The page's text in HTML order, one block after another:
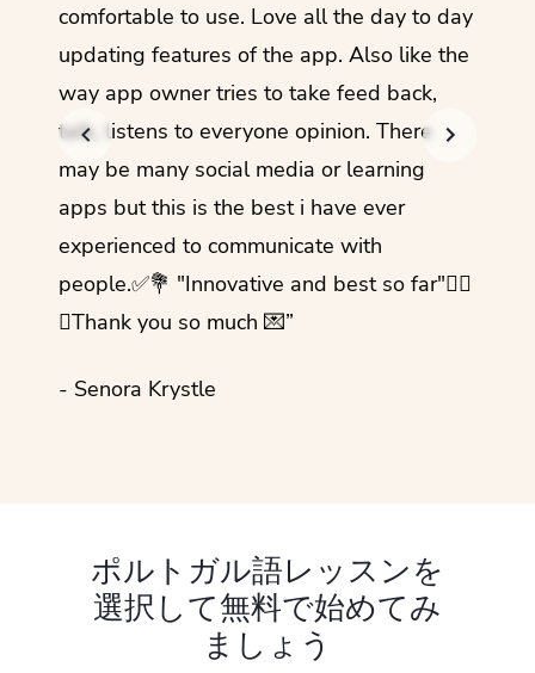
comfortable to use. Love all the day to day
updating features of the app. Also like the
way app owner tries to take feed back,
talk, listens to everyone opinion. There
may be many social media or learning
apps but this is the best i have ever
experienced to communicate with
people.✅💐 "Innovative and best so far"✌🏻
💜Thank you so much 💌”
- Senora Krystle
ポルトガル語レッスンを
選択して無料で始めてみ
ましょう